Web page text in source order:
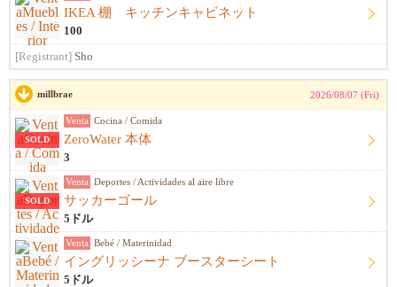
IKEA 棚 キッチンキャビネット
100
[Registrant] Sho
millbrae 2026/08/07 (Fri)
SOLD
Venta Cocina / Comida
ZeroWater 本体
3
SOLD
Venta Deportes / Actividades al aire libre
サッカーゴール
5ドル
Venta Bebé / Materinidad
イングリッシーナ ブースターシート
5ドル